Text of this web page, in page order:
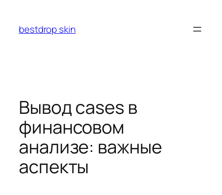
содержимому
bestdrop skin
Вывод cases в
финансовом
анализе: важные
аспекты